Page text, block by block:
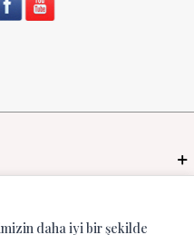
daha iyi bir şekilde